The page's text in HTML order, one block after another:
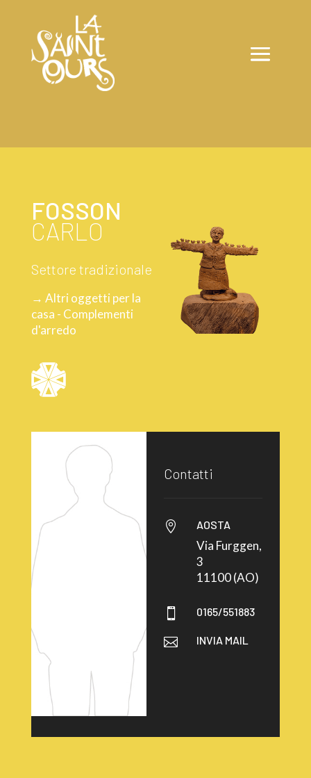
FOSSON
CARLO
Settore tradizionale
→ Altri oggetti per la
casa - Complementi
d'arredo
Contatti
 AOSTA
Via Furggen,
3
11100 (AO)
 0165/551883
 INVIA MAIL